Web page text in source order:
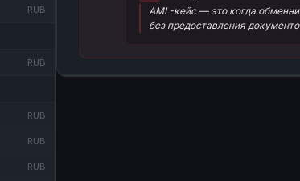
RUB
RUB
RUB
RUB
RUB
AML-кейс — это когда
без предоставления